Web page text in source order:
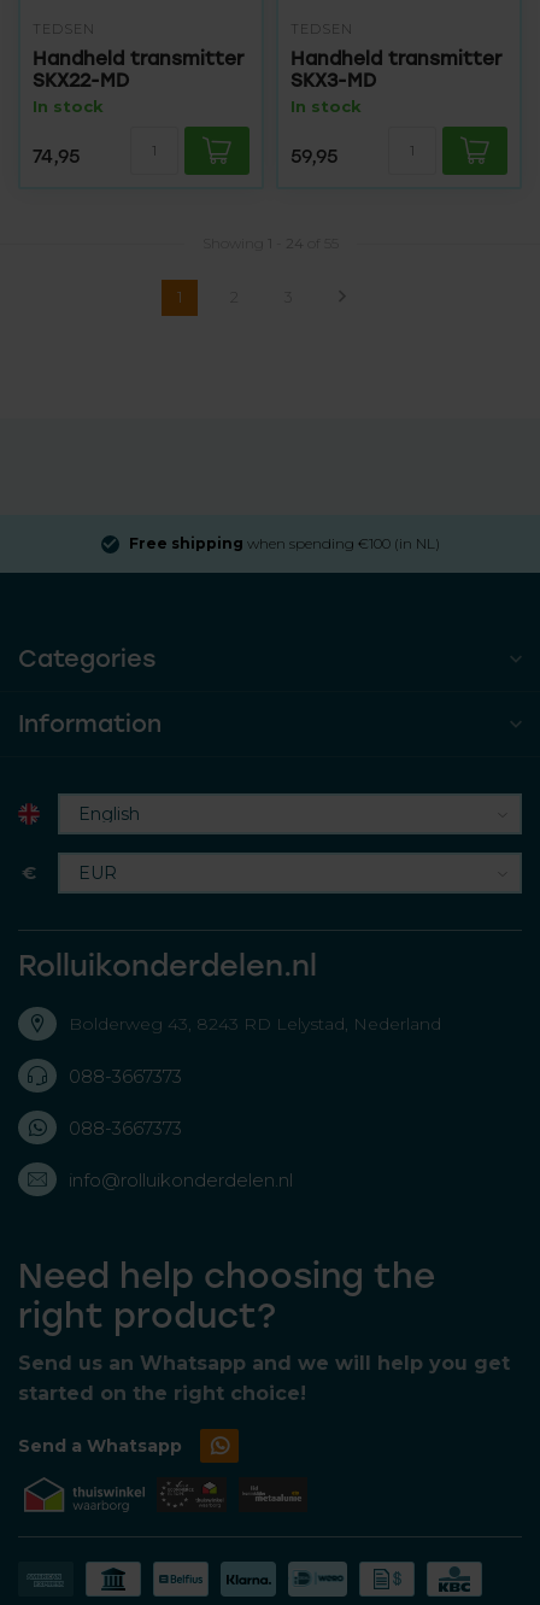
TEDSEN
Handheld transmitter
SKX22-MD
In stock
74,95
TEDSEN
Handheld transmitter
SKX3-MD
In stock
59,95
1 24 of 55
1
Free shipping when spending €100 (in NL)
Categories
Information
€
Rolluikonderdelen.nl
Bolderweg 43, 8243 RD Lelystad, Nederland
088-3667373
088-3667373
info@rolluikonderdelen.nl
Need help choosing the
right product?
Send us an Whatsapp and we will help you get
started on the right choice!
Send a Whatsapp